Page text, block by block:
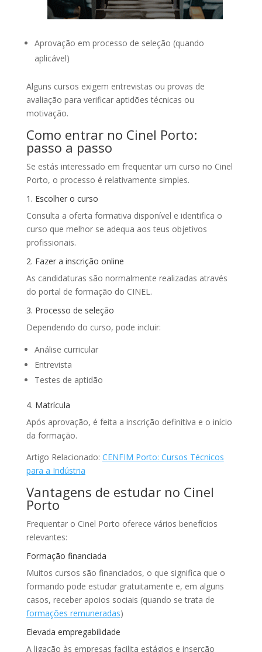
Aprovação em processo de seleção (quando
aplicável)
Alguns cursos exigem entrevistas ou provas de
avaliação para verificar aptidões técnicas ou
motivação.
Como entrar no Cinel Porto:
passo a passo
Se estás interessado em frequentar um curso no Cinel
Porto, o processo é relativamente simples.
1. Escolher o curso
Consulta a oferta formativa disponível e identifica o
curso que melhor se adequa aos teus objetivos
profissionais.
2. Fazer a inscrição online
As candidaturas são normalmente realizadas através
do portal de formação do CINEL.
3. Processo de seleção
Dependendo do curso, pode incluir:
Análise curricular
Entrevista
Testes de aptidão
4. Matrícula
Após aprovação, é feita a inscrição definitiva e o início
da formação.
Artigo Relacionado: CENFIM Porto: Cursos Técnicos
para a Indústria
Vantagens de estudar no Cinel
Porto
Frequentar o Cinel Porto oferece vários benefícios
relevantes:
Formação financiada
Muitos cursos são financiados, o que significa que o
formando pode estudar gratuitamente e, em alguns
casos, receber apoios sociais (quando se trata de
formações remuneradas)
Elevada empregabilidade
A ligação às empresas facilita estágios e inserção